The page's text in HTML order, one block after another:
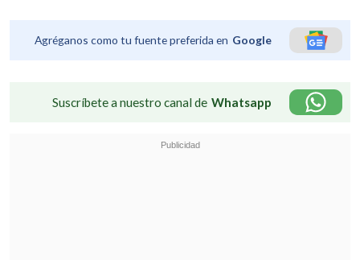
Agréganos como tu fuente preferida en Google
Suscríbete a nuestro canal de Whatsapp